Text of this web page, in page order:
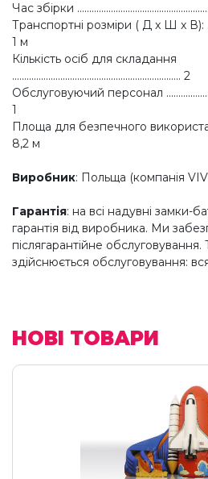
Час збірки
Транспортні розміри ( Д x Ш x В):
1 м
Кількість осіб для складання
...................................................................... 2
Обслуговуючий персонал
1
Площа для безпечного
8,2 м
Виробник: Польща (компанія
Гарантія: на всі надувні замки-
гарантія від виробника. Ми
післягарантійне обслуговування.
здійснюється обслуговування:
НОВІ ТОВАРИ